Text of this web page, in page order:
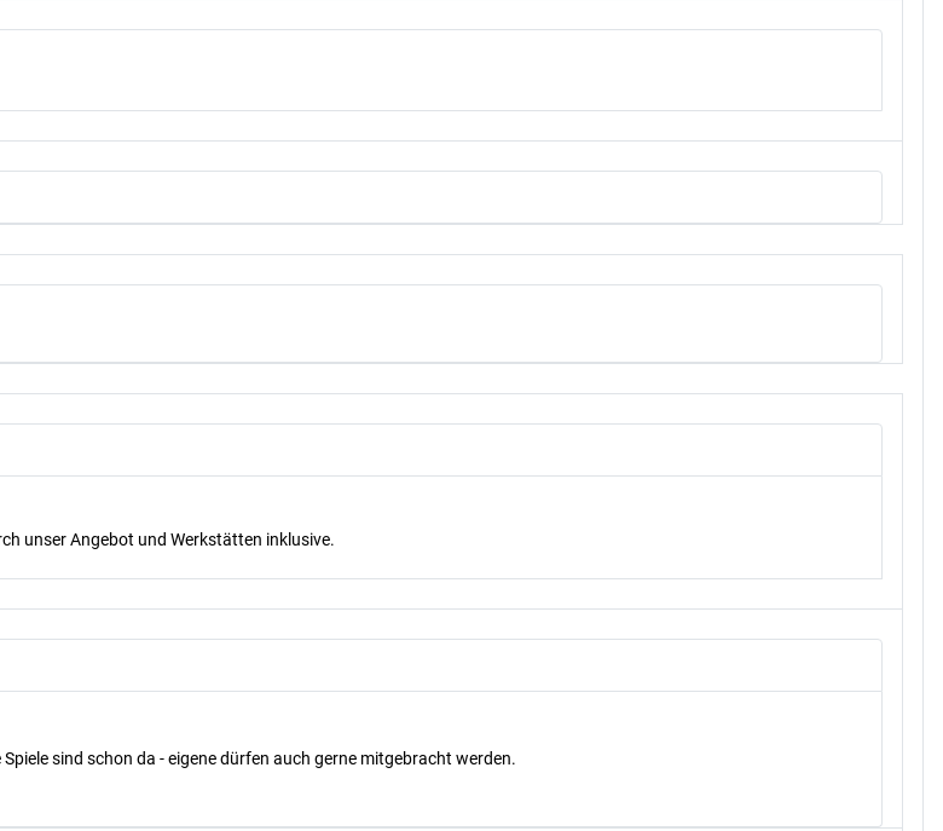
unser Angebot und Werkstätten inklusive.
sind schon da - eigene dürfen auch gerne mitgebracht werden.